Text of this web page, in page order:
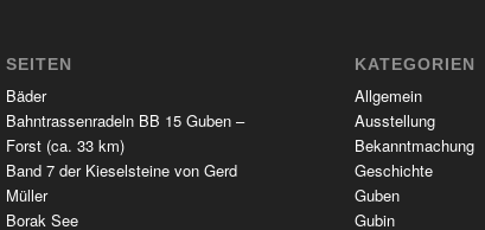
SEITEN
Bäder
Bahntrassenradeln BB 15 Guben –
Forst (ca. 33 km)
Band 7 der Kieselsteine von Gerd
Müller
Borak See
KATEGORIEN
Allgemein
Ausstellung
Bekanntmachung
Geschichte
Guben
Gubin